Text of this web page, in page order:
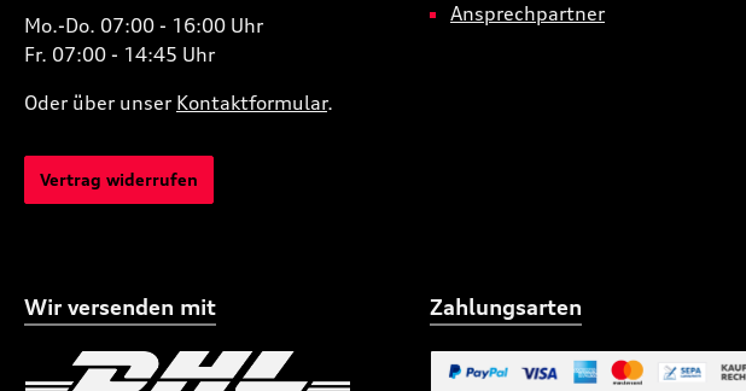
Mo.-Do. 07:00 - 16:00 Uhr
Fr. 07:00 - 14:45 Uhr
Oder über unser Kontaktformular.
Vertrag widerrufen
Ansprechpartner
Wir versenden mit Zahlungsarten